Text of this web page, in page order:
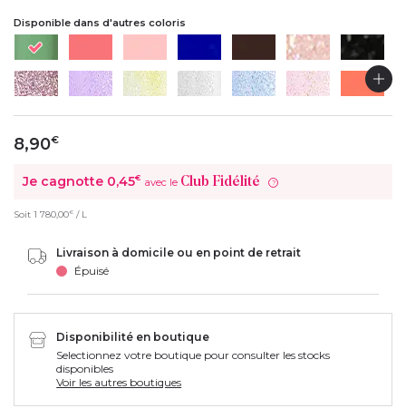
Disponible dans d'autres coloris
8,90€
Je cagnotte 0,45€ avec le Club Fidélité ?
Soit 1 780,00€ / L
Livraison à domicile ou en point de retrait
Épuisé
Disponibilité en boutique
Selectionnez votre boutique pour consulter les stocks
disponibles
Voir les autres boutiques